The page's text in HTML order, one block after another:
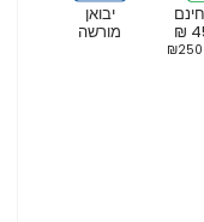
יבואן
מורשה